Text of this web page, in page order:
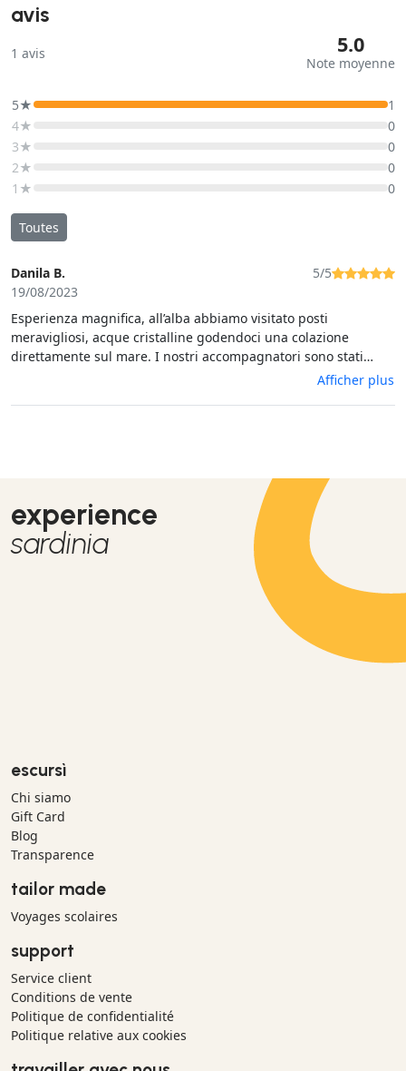
avis
1 avis 5.0
Note moyenne
5★
1
4★
0
3★
0
2★
0
1★
0
Toutes
Danila B.
19/08/2023
5/5
Esperienza magnifica, all’alba abbiamo visitato posti
meravigliosi, acque cristalline godendoci una colazione
direttamente sul mare. I nostri accompagnatori sono stati
disponibilissimi, super precisi ed attenti ad ogni nostraAfficher plus
experience
sardinia
escursì
Chi siamo
Gift Card
Blog
Transparence
tailor made
Voyages scolaires
support
Service client
Conditions de vente
Politique de confidentialité
Politique relative aux cookies